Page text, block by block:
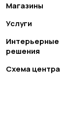
Магазины
Услуги
Интерьерные
решения
Схема центра